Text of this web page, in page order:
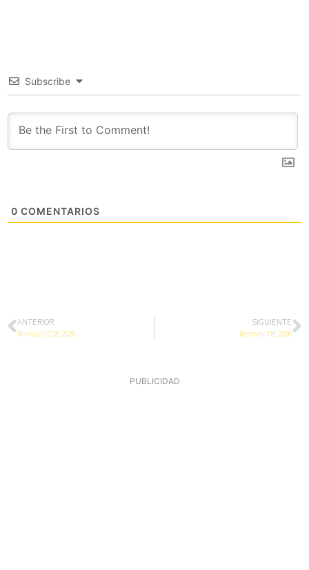
Subscribe
0 COMENTARIOS
ANTERIOR
Manual CCSE 2026
SIGUIENTE
Renovar TIE 2026
PUBLICIDAD